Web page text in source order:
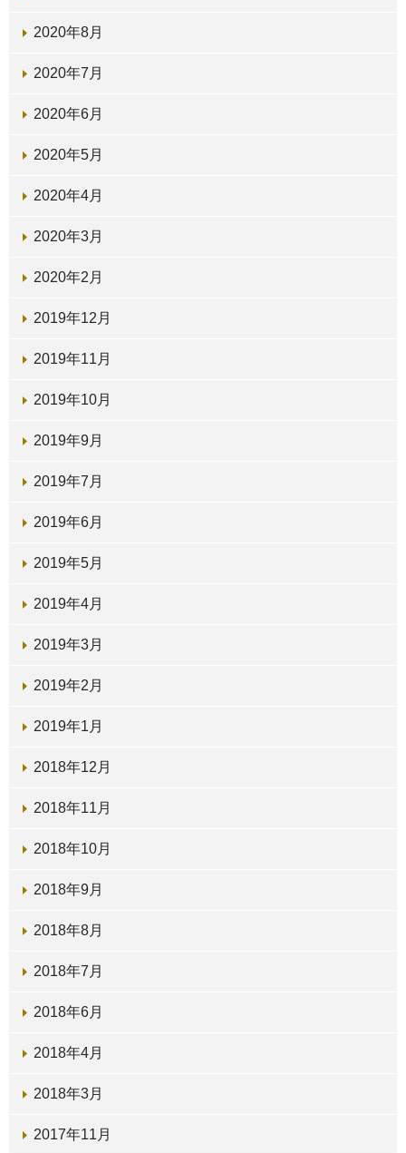
2020年8月
2020年7月
2020年6月
2020年5月
2020年4月
2020年3月
2020年2月
2019年12月
2019年11月
2019年10月
2019年9月
2019年7月
2019年6月
2019年5月
2019年4月
2019年3月
2019年2月
2019年1月
2018年12月
2018年11月
2018年10月
2018年9月
2018年8月
2018年7月
2018年6月
2018年4月
2018年3月
2017年11月